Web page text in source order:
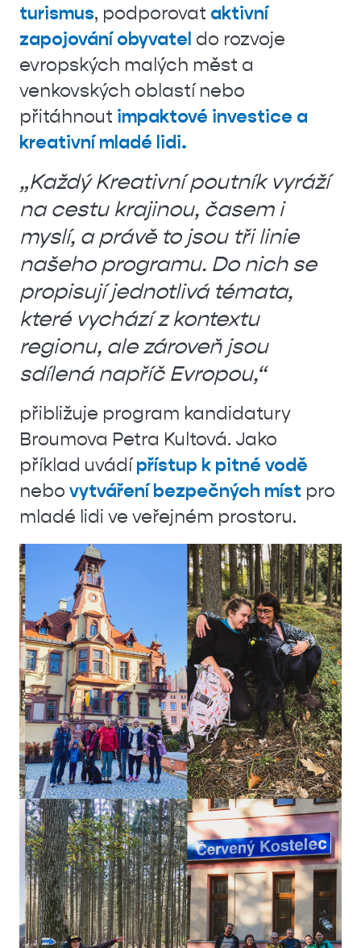
turismus, podporovat aktivní
zapojování obyvatel do rozvoje
evropských malých měst a
venkovských oblastí nebo
přitáhnout impaktové investice a
kreativní mladé lidi.
„Každý Kreativní poutník vyráží
na cestu krajinou, časem i
myslí, a právě to jsou tři linie
našeho programu. Do nich se
propisují jednotlivá témata,
které vychází z kontextu
regionu, ale zároveň jsou
sdílená napříč Evropou,“
přibližuje program kandidatury
Broumova Petra Kultová. Jako
příklad uvádípřístup k pitné vodě
nebo vytváření bezpečných míst pro
mladé lidi ve veřejném prostoru.